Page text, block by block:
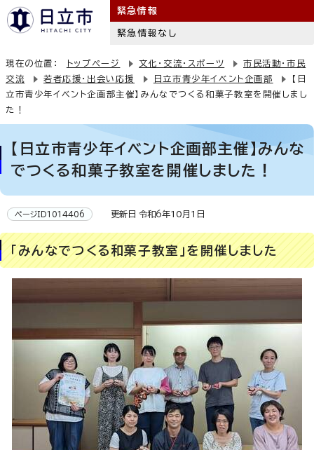
緊急情報
緊急情報なし
現在の位置： トップページ 文化・交流・スポーツ
市民活動・市民
交流
若者応援・出会い応援 日立市青少年イベント企画部
【日
立市青少年イベント企画部主催】みんなでつくる和菓子教室を開催しまし
た！
【日立市青少年イベント企画部主催】みんな
でつくる和菓子教室を開催しました！
ページID1014406 更新日 令和6年10月1日
「みんなでつくる和菓子教室」を開催しました